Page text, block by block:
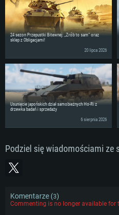
24 sezon Przepustki Bitewnej: „Zrób to sam” oraz
sklep z Obligacjami!
20 lipca 2026
Usunięcie japońskich dział samobieżnych Ho-Ri z
drzewka badań i sprzedaży
6 sierpnia 2026
Podziel się wiadomościami ze
Komentarze (3)
Commenting is no longer available for